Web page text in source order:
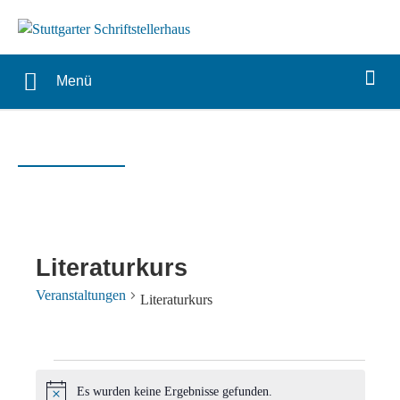
Menü
Literaturkurs
Veranstaltungen Literaturkurs
Veranstaltungen
Es wurden keine Ergebnisse gefunden.